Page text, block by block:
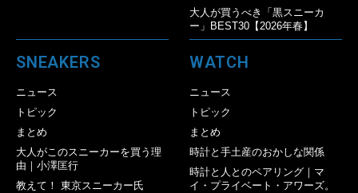
大人が買うべき「黒スニーカ
ー」BEST30【2026年春】
SNEAKERS
ニュース
トピック
まとめ
大人がこのスニーカーを買う理
由｜小澤匡行
教えて！ 東京スニーカー氏
WATCH
ニュース
トピック
まとめ
時計と手土産のおかしな関係
時計と人とのペアリング｜マ
イ・プライベート・アワーズ。